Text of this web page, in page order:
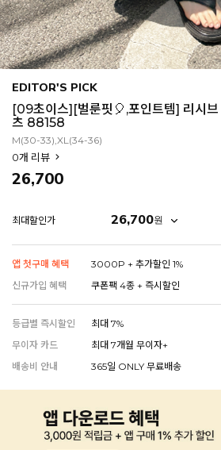
EVERY, SAY
인플루언서 PICK한 지금 꼭 필요한 장마룩!
EDITOR'S PICK
[09초이스][벌룬핏🎈,포인트템] 리시
츠 88158
M(30-33),XL(34-36)
0개 리뷰
26,700
최대할인가 26,700원
앱 첫구매 혜택 3000P + 추가할인 1%
신규가입 혜택
쿠폰팩 4종 + 즉시할인
등급별 즉시할인
최대 7%
무이자 카드
최대 7개월 무이자+
배송비 안내
365일 ONLY 무료배송